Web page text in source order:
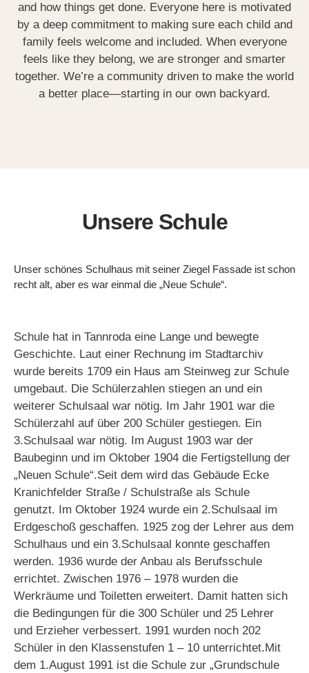
and how things get done. Everyone here is motivated
by a deep commitment to making sure each child and
family feels welcome and included. When everyone
feels like they belong, we are stronger and smarter
together. We’re a community driven to make the world
a better place—starting in our own backyard.
Unsere Schule
Unser schönes Schulhaus mit seiner Ziegel Fassade ist schon
recht alt, aber es war einmal die „Neue Schule“.
Schule hat in Tannroda eine Lange und bewegte
Geschichte. Laut einer Rechnung im Stadtarchiv
wurde bereits 1709 ein Haus am Steinweg zur Schule
umgebaut. Die Schülerzahlen stiegen an und ein
weiterer Schulsaal war nötig. Im Jahr 1901 war die
Schülerzahl auf über 200 Schüler gestiegen. Ein
3.Schulsaal war nötig.
Im August 1903 war der
Baubeginn und im Oktober 1904 die Fertigstellung der
„Neuen Schule“.Seit dem wird das Gebäude Ecke
Kranichfelder Straße / Schulstraße als Schule
genutzt.
Im Oktober 1924 wurde ein 2.Schulsaal im
Erdgeschoß geschaffen. 1925 zog der Lehrer aus dem
Schulhaus und ein 3.Schulsaal konnte geschaffen
werden. 1936 wurde der Anbau als Berufsschule
errichtet. Zwischen 1976 – 1978 wurden die
Werkräume und Toiletten erweitert. Damit hatten sich
die Bedingungen für die 300 Schüler und 25 Lehrer
und Erzieher verbessert. 1991 wurden noch 202
Schüler in den Klassenstufen 1 – 10 unterrichtet.Mit
dem 1.August 1991 ist die Schule zur „Grundschule